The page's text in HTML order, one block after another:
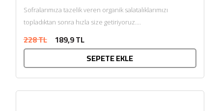
Sofralarımıza tazelik veren organik salatalıklarımızı
topladıktan sonra hızla size getiriyoruz....
228 TL 189,9 TL
SEPETE EKLE